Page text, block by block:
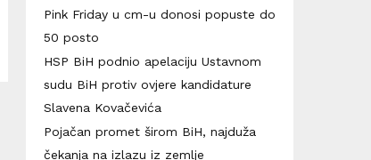
Pink Friday u cm-u donosi popuste do
50 posto
HSP BiH podnio apelaciju Ustavnom
sudu BiH protiv ovjere kandidature
Slavena Kovačevića
Pojačan promet širom BiH, najduža
čekanja na izlazu iz zemlje